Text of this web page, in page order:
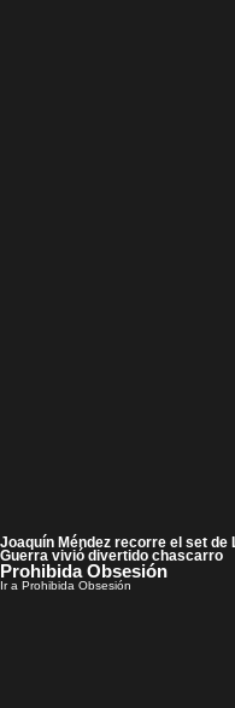
Joaquín Méndez recorre el set de
Guerra vivió divertido chascarro
Prohibida Obsesión
Ir a Prohibida Obsesión